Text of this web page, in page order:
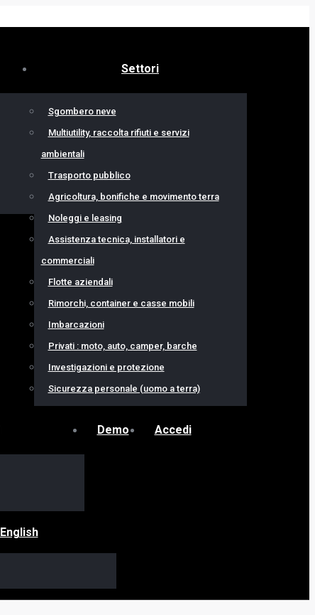
Settori
Sgombero neve
Multiutility, raccolta rifiuti e servizi
ambientali
Trasporto pubblico
Agricoltura, bonifiche e movimento terra
Noleggi e leasing
Assistenza tecnica, installatori e
commerciali
Flotte aziendali
Rimorchi, container e casse mobili
Imbarcazioni
Privati : moto, auto, camper, barche
Investigazioni e protezione
Sicurezza personale (uomo a terra)
Demo Accedi